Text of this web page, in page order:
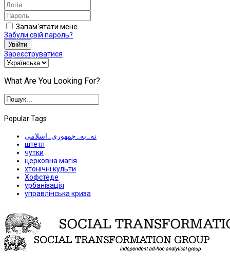
Запам'ятати мене
Забули свій пароль?
Увійти
Зареєструватися
What Are You Looking For?
Popular Tags
نه_به_جمهوری_اسلامی
штетл
чутки
церковна магія
хтонічні культи
Хофстеде
урбанізація
управлінська криза